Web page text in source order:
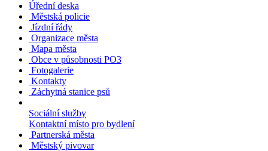
Úřední deska
Městská policie
Jízdní řády
Organizace města
Mapa města
Obce v působnosti PO3
Fotogalerie
Kontakty
Záchytná stanice psů
Sociální služby
Kontaktní místo pro bydlení
Partnerská města
Městský pivovar